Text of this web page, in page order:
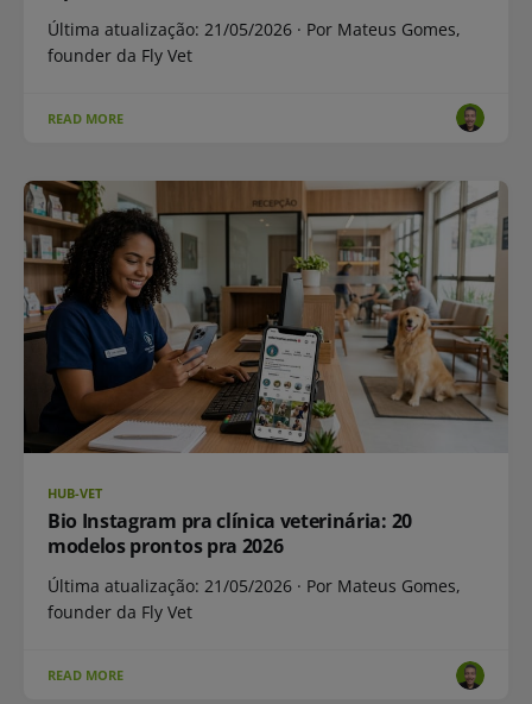
Última atualização: 21/05/2026 · Por Mateus Gomes,
founder da Fly Vet
READ MORE
HUB-VET
Bio Instagram pra clínica veterinária: 20
modelos prontos pra 2026
Última atualização: 21/05/2026 · Por Mateus Gomes,
founder da Fly Vet
READ MORE